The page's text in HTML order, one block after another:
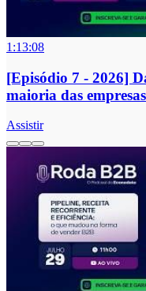
1:13:08
[Episódio 7 - 2026]
maioria das
Assistir